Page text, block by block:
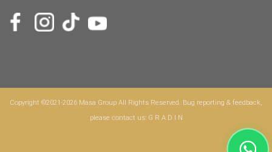
Copyright ©2021-2026 Masa Group All Rights Reserved. Bug reporting & feedback,
please contact us: G R A D I N